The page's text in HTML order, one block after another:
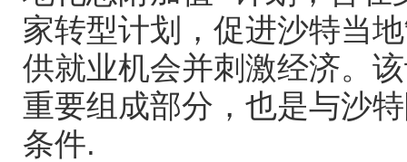
家转型计划，促进沙特当
供就业机会并刺激经济。
重要组成部分，也是与沙
条件.